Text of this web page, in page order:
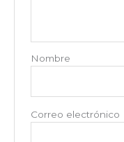
Nombre
Correo electrónico